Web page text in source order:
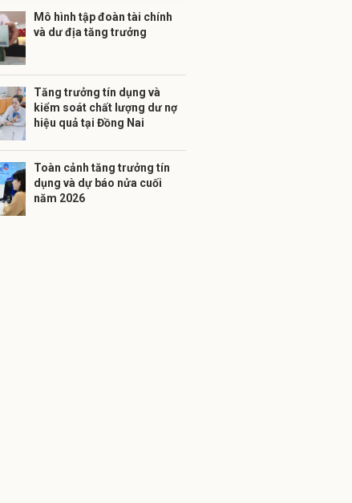
Mô hình tập đoàn tài chính
và dư địa tăng trưởng
Tăng trưởng tín dụng và
kiểm soát chất lượng dư nợ
hiệu quả tại Đồng Nai
Toàn cảnh tăng trưởng tín
dụng và dự báo nửa cuối
năm 2026